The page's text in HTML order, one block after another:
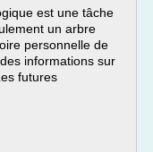
est une tâche
un arbre
personnelle de
informations sur
futures